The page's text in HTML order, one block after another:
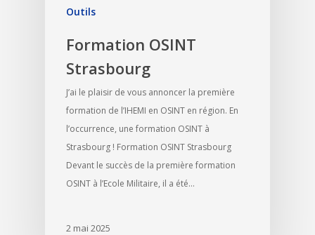
Outils
Formation OSINT
Strasbourg
J’ai le plaisir de vous annoncer la première
formation de l’IHEMI en OSINT en région. En
l’occurrence, une formation OSINT à
Strasbourg ! Formation OSINT Strasbourg
Devant le succès de la première formation
OSINT à l’Ecole Militaire, il a été…
2 mai 2025